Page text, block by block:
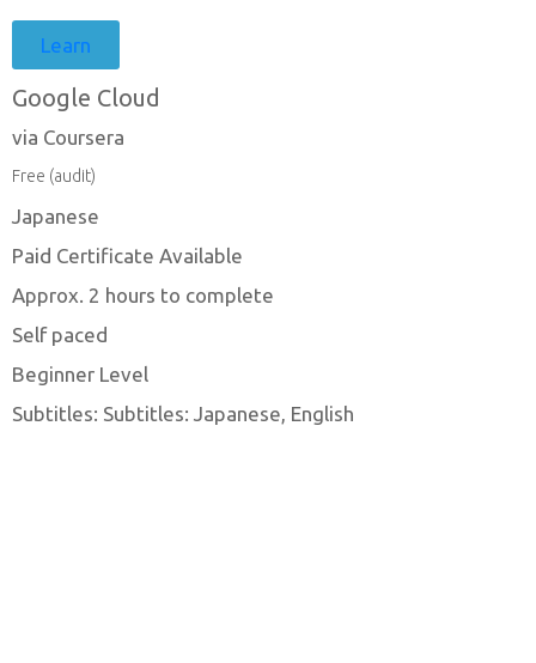
Learn
Google Cloud
via Coursera
Free (audit)
Japanese
Paid Certificate Available
Approx. 2 hours to complete
Self paced
Beginner Level
Subtitles: Subtitles: Japanese, English